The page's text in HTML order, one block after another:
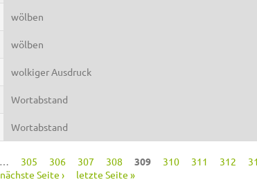
wölben
wölben
wolkiger Ausdruck
Wortabstand
Wortabstand
305 306 307 308 309 310 311 312
nächste Seite ›
letzte Seite »